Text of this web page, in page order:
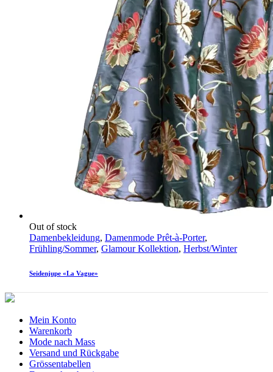
Out of stock
Damenbekleidung, Damenmode Prêt-à-Porter,
Frühling/Sommer, Glamour Kollektion, Herbst/Winter
Seidenjupe «La Vague»
Mein Konto
Warenkorb
Mode nach Mass
Versand und Rückgabe
Grössentabellen